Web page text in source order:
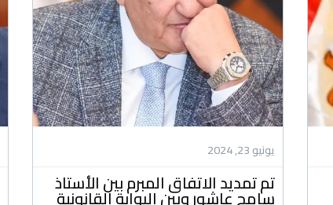
يونيو 23, 2024
تم تمديد الاتفاق المبرم بين الأستاذ
سامح عاشور وبين البوابة القانونية